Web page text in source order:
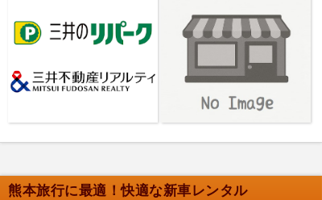
熊本旅行に最適！快適な新車レンタル